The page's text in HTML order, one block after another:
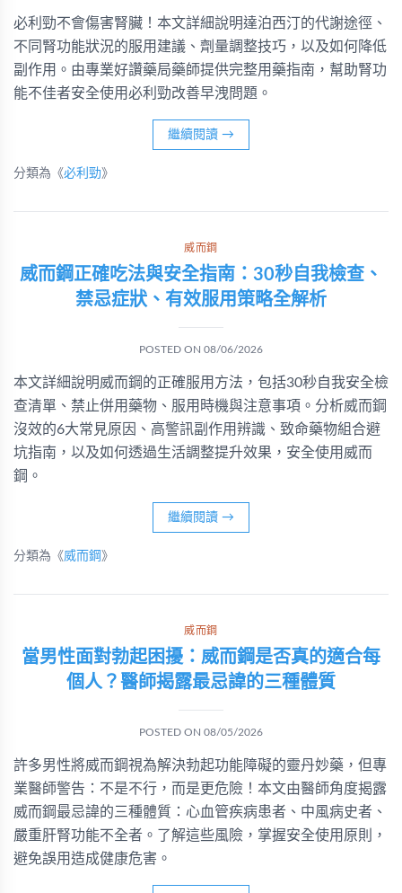
必利勁不會傷害腎臟！本文詳細說明達泊西汀的代謝途徑、
不同腎功能狀況的服用建議、劑量調整技巧，以及如何降低
副作用。由專業好讚藥局藥師提供完整用藥指南，幫助腎功
能不佳者安全使用必利勁改善早洩問題。
繼續閱讀 →
分類為《必利勁》
威而鋼
威而鋼正確吃法與安全指南：30秒自我檢查、
禁忌症狀、有效服用策略全解析
POSTED ON 08/06/2026
本文詳細說明威而鋼的正確服用方法，包括30秒自我安全檢
查清單、禁止併用藥物、服用時機與注意事項。分析威而鋼
沒效的6大常見原因、高警訊副作用辨識、致命藥物組合避
坑指南，以及如何透過生活調整提升效果，安全使用威而
鋼。
繼續閱讀 →
分類為《威而鋼 》
威而鋼
當男性面對勃起困擾：威而鋼是否真的適合每
個人？醫師揭露最忌諱的三種體質
POSTED ON 08/05/2026
許多男性將威而鋼視為解決勃起功能障礙的靈丹妙藥，但專
業醫師警告：不是不行，而是更危險！本文由醫師角度揭露
威而鋼最忌諱的三種體質：心血管疾病患者、中風病史者、
嚴重肝腎功能不全者。了解這些風險，掌握安全使用原則，
避免誤用造成健康危害。